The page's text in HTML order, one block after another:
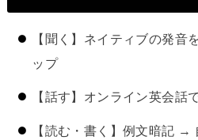
【聞く】ネイティブの発音
ップ
【話す】オンライン英会話
【読む・書く】例文暗記 →